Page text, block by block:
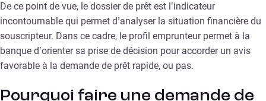
De ce point de vue, le dossier de prêt est l’indicateur
incontournable qui permet d’analyser la situation financière du
souscripteur. Dans ce cadre, le profil emprunteur permet à la
banque d’orienter sa prise de décision pour accorder un avis
favorable à la demande de prêt rapide, ou pas.
Pourquoi faire une demande de